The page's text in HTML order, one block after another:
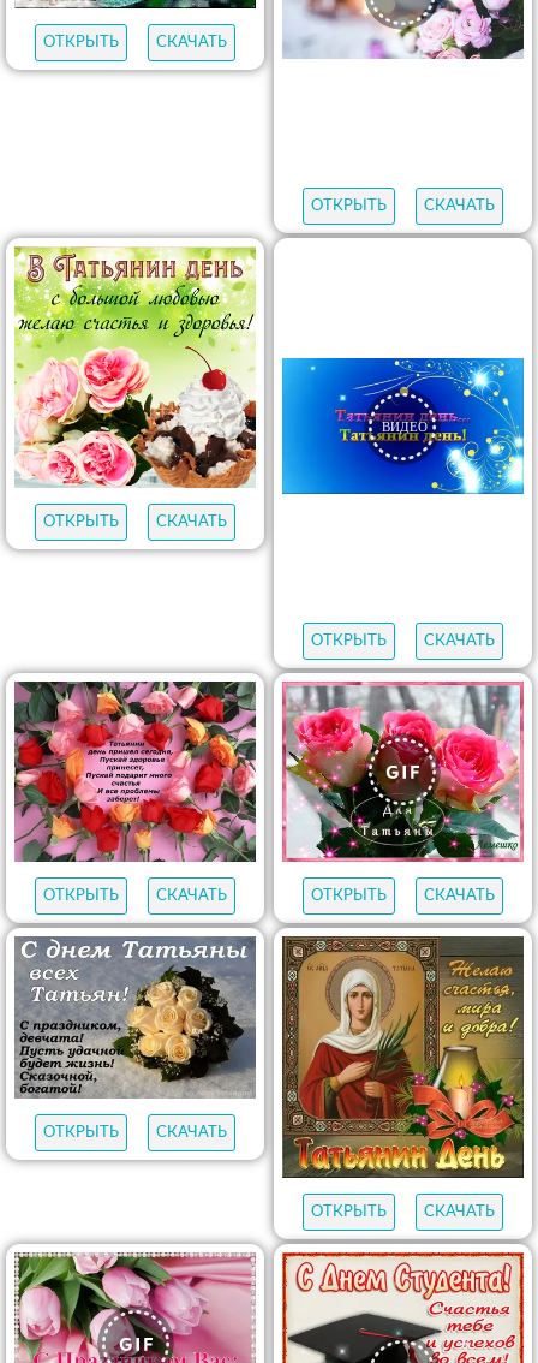
ОТКРЫТЬ СКАЧАТЬ
ОТКРЫТЬ СКАЧАТЬ
ОТКРЫТЬ СКАЧАТЬ
ОТКРЫТЬ СКАЧАТЬ
ОТКРЫТЬ СКАЧАТЬ
ОТКРЫТЬ СКАЧАТЬ ОТКРЫТЬ СКАЧАТЬ